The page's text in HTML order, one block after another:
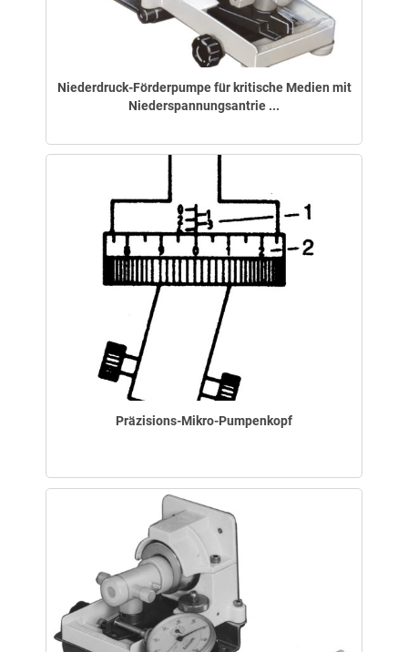
Niederdruck-Förderpumpe für kritische Medien mit
Niederspannungsantrie ...
Präzisions-Mikro-Pumpenkopf